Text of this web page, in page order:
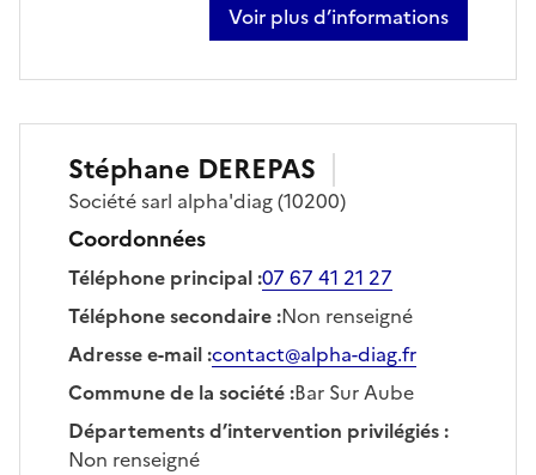
Voir plus d’informations
sur laurent toussaint
Stéphane DEREPAS
Sociétésarl alpha'diag(10200)
Coordonnées
Téléphone principal:07 67 41 21 27
Téléphone secondaire:Non renseigné
Adresse e-mail:contact@alpha-diag.fr
Commune de la société:Bar Sur Aube
Départements d’intervention privilégiés:
Non renseigné